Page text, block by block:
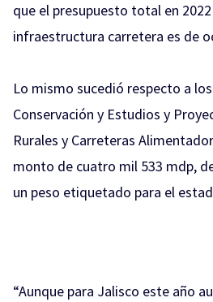
que el presupuesto total en
infraestructura carretera es de
Lo mismo sucedió respecto a
Conservación y Estudios y
Rurales y Carreteras
monto de cuatro mil 533 mdp,
un peso etiquetado para el
“Aunque para Jalisco este año